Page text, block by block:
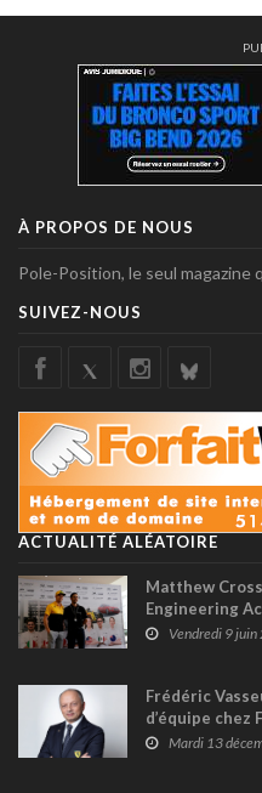
À PROPOS DE NOUS
Pole-Position, le seul
SUIVEZ-NOUS
ACTUALITÉ ALÉATOIRE
Matthew
Engineering
Vendredi 9
Frédéric
d’équipe chez
Seidl chez
Mardi 13